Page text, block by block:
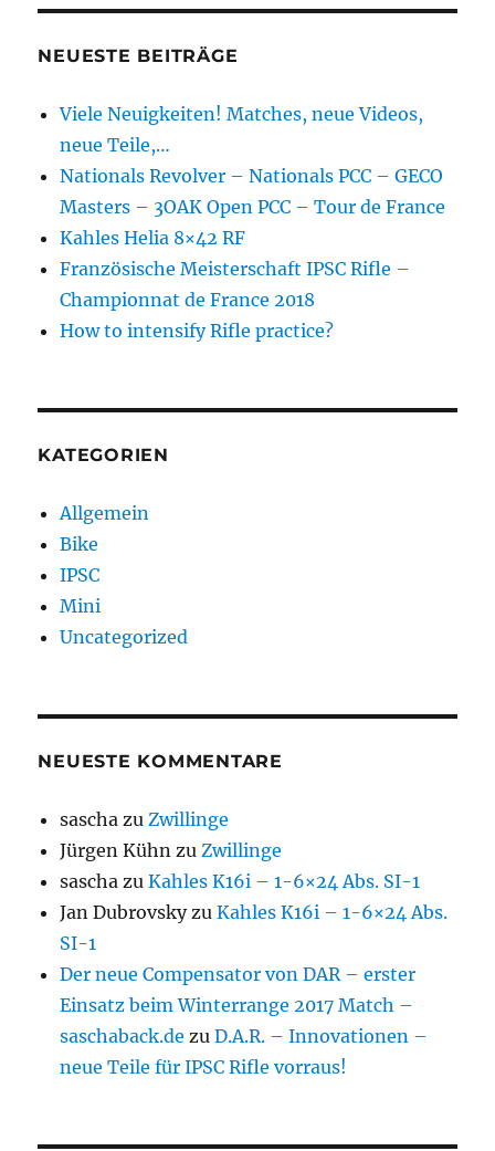
NEUESTE BEITRÄGE
Viele Neuigkeiten! Matches, neue Videos,
neue Teile,…
Nationals Revolver – Nationals PCC – GECO
Masters – 3OAK Open PCC – Tour de France
Kahles Helia 8×42 RF
Französische Meisterschaft IPSC Rifle –
Championnat de France 2018
How to intensify Rifle practice?
KATEGORIEN
Allgemein
Bike
IPSC
Mini
Uncategorized
NEUESTE KOMMENTARE
sascha zuZwillinge
Jürgen Kühn zuZwillinge
sascha zuKahles K16i – 1-6×24 Abs. SI-1
Jan DubrovskyzuKahles K16i – 1-6×24 Abs.
SI-1
Der neue Compensator von DAR – erster
Einsatz beim Winterrange 2017 Match –
saschaback.de zuD.A.R. – Innovationen –
neue Teile für IPSC Rifle vorraus!